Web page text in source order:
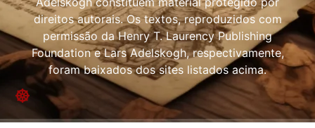
direitos autorais. Os textos, reproduzidos com
permissão da Henry T. Laurency Publishing
Foundation e Lars Adelskogh, respectivamente,
foram baixados dos sites listados acima.